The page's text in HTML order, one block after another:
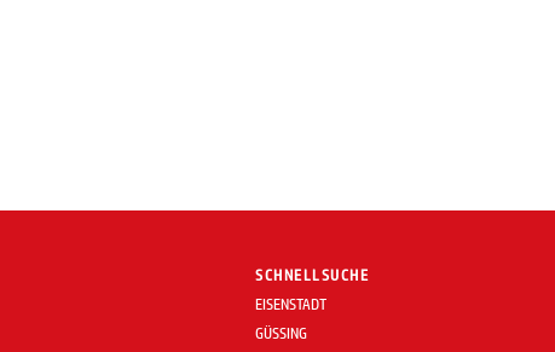
SCHNELLSUCHE
EISENSTADT
GÜSSING